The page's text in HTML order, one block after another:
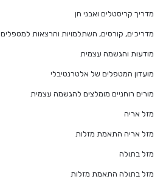
מדריך קריסטלים ואבני חן
מדריכים, קורסים, השתלמויות והרצאות למטפלים
מודעות והגשמה עצמית
מועדון המטפלים של אלטרנטיבלי
מורים רוחניים מומלצים להגשמה עצמית
מזל אריה
מזל אריה התאמת מזלות
מזל בתולה
מזל בתולה התאמת מזלות